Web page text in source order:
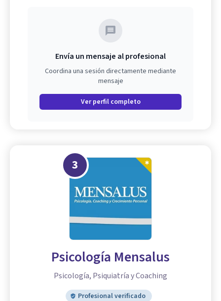
Envía un mensaje al profesional
Coordina una sesión directamente mediante
mensaje
Ver perfil completo
3
Psicología Mensalus
Psicología, Psiquiatría y Coaching
Profesional verificado